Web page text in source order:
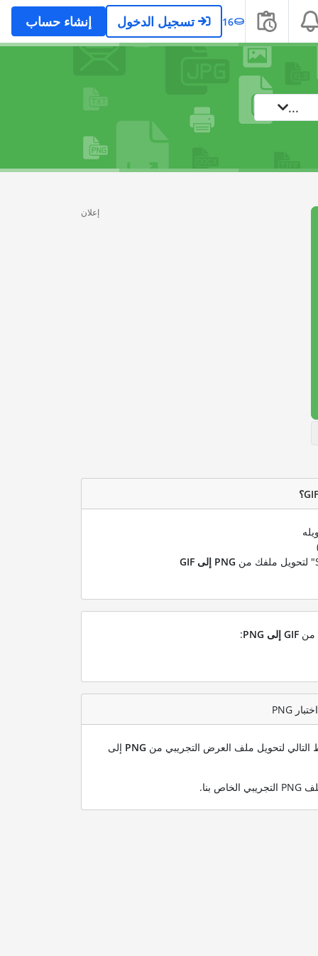
16 تسجيل الدخول إنشاء حساب
...
إعلان
PNG إلى GIF
من GIF إلى PNG :
التالي لتحويل ملف العرض التجريبي من PNG إلى
.